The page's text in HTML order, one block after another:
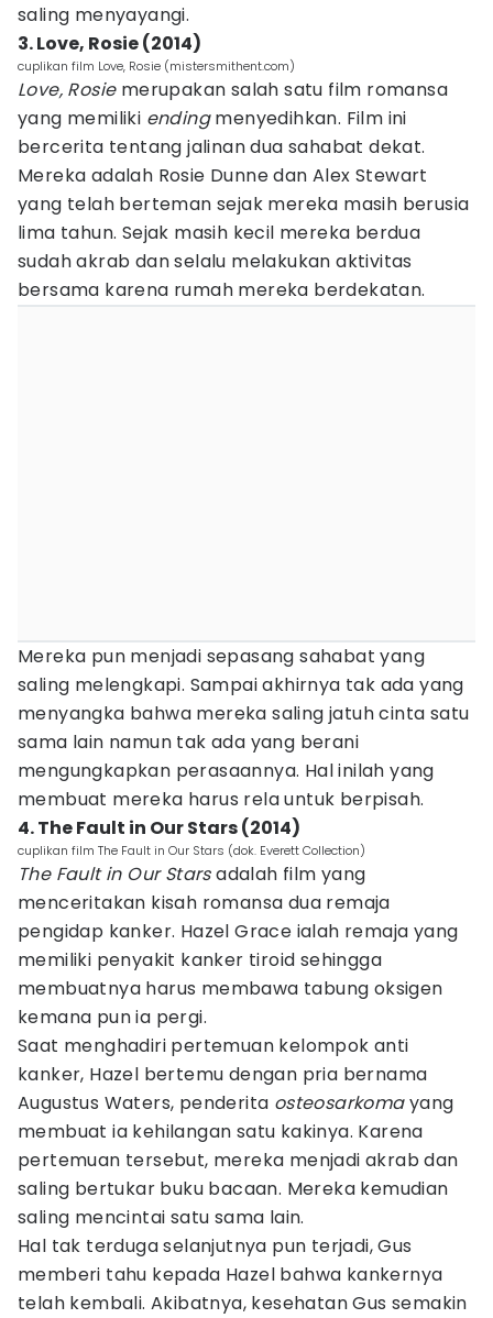
saling menyayangi.
3. Love, Rosie (2014)
cuplikan film Love, Rosie (mistersmithent.com)
Love, Rosiemerupakan salah satu film romansa
yang memiliki endingmenyedihkan. Film ini
bercerita tentang jalinan dua sahabat dekat.
Mereka adalah Rosie Dunne dan Alex Stewart
yang telah berteman sejak mereka masih berusia
lima tahun. Sejak masih kecil mereka berdua
sudah akrab dan selalu melakukan aktivitas
bersama karena rumah mereka berdekatan.
Mereka pun menjadi sepasang sahabat yang
saling melengkapi. Sampai akhirnya tak ada yang
menyangka bahwa mereka saling jatuh cinta satu
sama lain namun tak ada yang berani
mengungkapkan perasaannya. Hal inilah yang
membuat mereka harus rela untuk berpisah.
4. The Fault in Our Stars (2014)
cuplikan film The Fault in Our Stars (dok. Everett Collection)
The Fault in Our Starsadalah film yang
menceritakan kisah romansa dua remaja
pengidap kanker. Hazel Grace ialah remaja yang
memiliki penyakit kanker tiroid sehingga
membuatnya harus membawa tabung oksigen
kemana pun ia pergi.
Saat menghadiri pertemuan kelompok anti
kanker, Hazel bertemu dengan pria bernama
Augustus Waters, penderita osteosarkomayang
membuat ia kehilangan satu kakinya. Karena
pertemuan tersebut, mereka menjadi akrab dan
saling bertukar buku bacaan. Mereka kemudian
saling mencintai satu sama lain.
Hal tak terduga selanjutnya pun terjadi, Gus
memberi tahu kepada Hazel bahwa kankernya
telah kembali. Akibatnya, kesehatan Gus semakin